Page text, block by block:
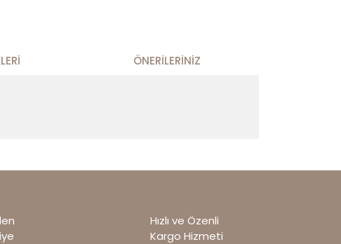
ÖNERILERINIZ
Hızlı ve Özenli
Kargo Hizmeti